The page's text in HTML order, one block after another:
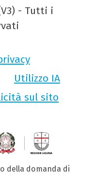
- Tutti i
Utilizzo IA
sul sito
della domanda di